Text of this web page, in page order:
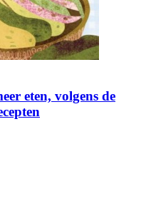
eten, volgens de